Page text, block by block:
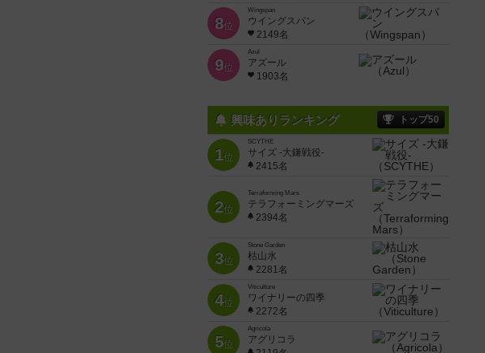
8位
Wingspan
ウイングスパン
2149名
9位
Azul
アズール
1903名
興味ありランキング トップ50
1位
SCYTHE
サイズ -大鎌戦役-
2415名
2位
Terraforming Mars
テラフォーミングマーズ
2394名
3位
Stone Garden
枯山水
2281名
4位
Viticulture
ワイナリーの四季
2272名
5位
Agricola
アグリコラ